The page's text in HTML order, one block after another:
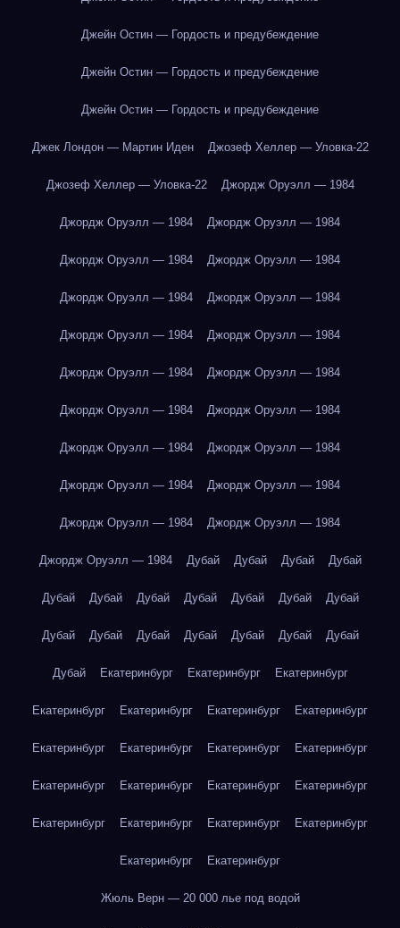
Джейн Остин — Гордость и предубеждение
Джейн Остин — Гордость и предубеждение
Джейн Остин — Гордость и предубеждение
Джек Лондон — Мартин Иден Джозеф Хеллер — Уловка-22
Джозеф Хеллер — Уловка-22 Джордж Оруэлл — 1984
Джордж Оруэлл — 1984 Джордж Оруэлл — 1984
Джордж Оруэлл — 1984 Джордж Оруэлл — 1984
Джордж Оруэлл — 1984 Джордж Оруэлл — 1984
Джордж Оруэлл — 1984 Джордж Оруэлл — 1984
Джордж Оруэлл — 1984 Джордж Оруэлл — 1984
Джордж Оруэлл — 1984 Джордж Оруэлл — 1984
Джордж Оруэлл — 1984 Джордж Оруэлл — 1984
Джордж Оруэлл — 1984 Джордж Оруэлл — 1984
Джордж Оруэлл — 1984 Джордж Оруэлл — 1984
Джордж Оруэлл — 1984 Дубай Дубай Дубай Дубай
Дубай Дубай Дубай Дубай Дубай Дубай Дубай
Дубай Дубай Дубай Дубай Дубай Дубай Дубай
Дубай Екатеринбург Екатеринбург Екатеринбург
Екатеринбург Екатеринбург Екатеринбург Екатеринбург
Екатеринбург Екатеринбург Екатеринбург Екатеринбург
Екатеринбург Екатеринбург Екатеринбург Екатеринбург
Екатеринбург Екатеринбург Екатеринбург Екатеринбург
Екатеринбург Екатеринбург
Жюль Верн — 20 000 лье под водой